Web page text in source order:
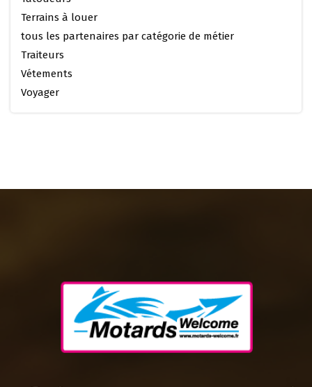
Terrains à louer
tous les partenaires par catégorie de métier
Traiteurs
Vétements
Voyager